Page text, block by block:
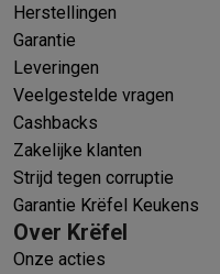
Herstellingen
Garantie
Leveringen
Veelgestelde vragen
Cashbacks
Zakelijke klanten
Strijd tegen corruptie
Garantie Krëfel Keukens
Over Krëfel
Onze acties